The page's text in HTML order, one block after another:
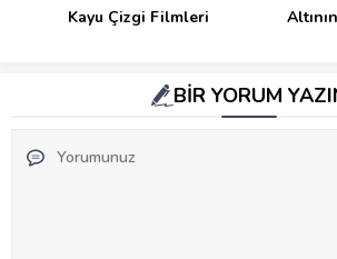
Kayu Çizgi Filmleri
BİR YORUM